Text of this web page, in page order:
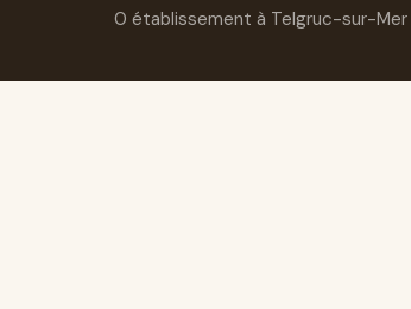
0 établissement à Telgruc-sur-Mer